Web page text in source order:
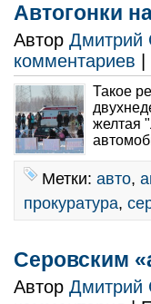
Автогонки
Автор Дмитрий
комментариев
Такое
желтая
Метки: авто,
прокуратура,
Серовским
Автор Дмитрий